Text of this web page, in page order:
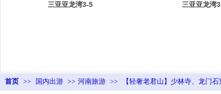
三亚亚龙湾3-5
三亚亚龙湾
首页 >> 国内出游 >> 河南旅游 >> 【轻奢老君山】少林寺、龙门